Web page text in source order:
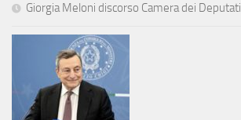
Giorgia Meloni discorso Camera dei Deputati